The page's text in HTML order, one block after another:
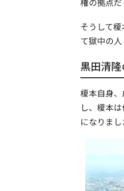
そうして
て獄中の人
黒田清
榎本自身
し、榎本
になりまし